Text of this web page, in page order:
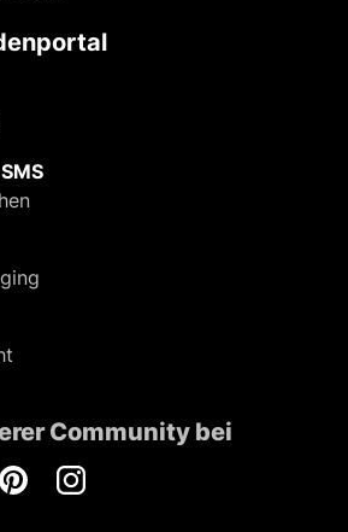
Community bei
PinterestInstagram